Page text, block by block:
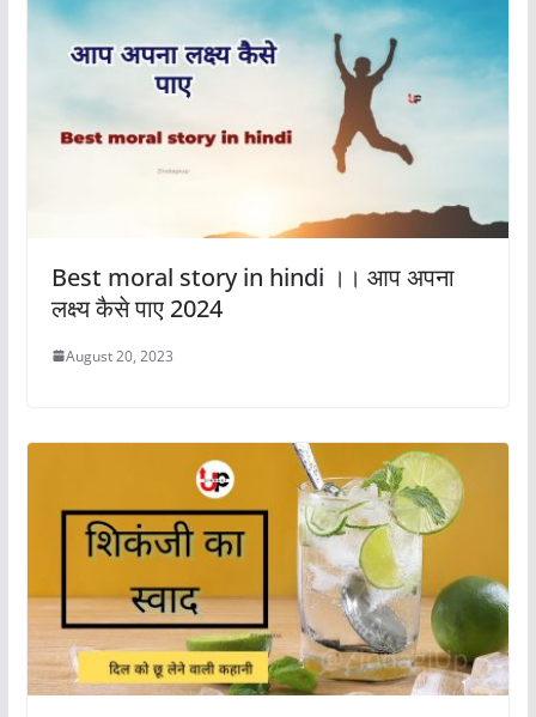
Best moral story in hindi ।। आप अपना
लक्ष्य कैसे पाए 2024
August 20, 2023